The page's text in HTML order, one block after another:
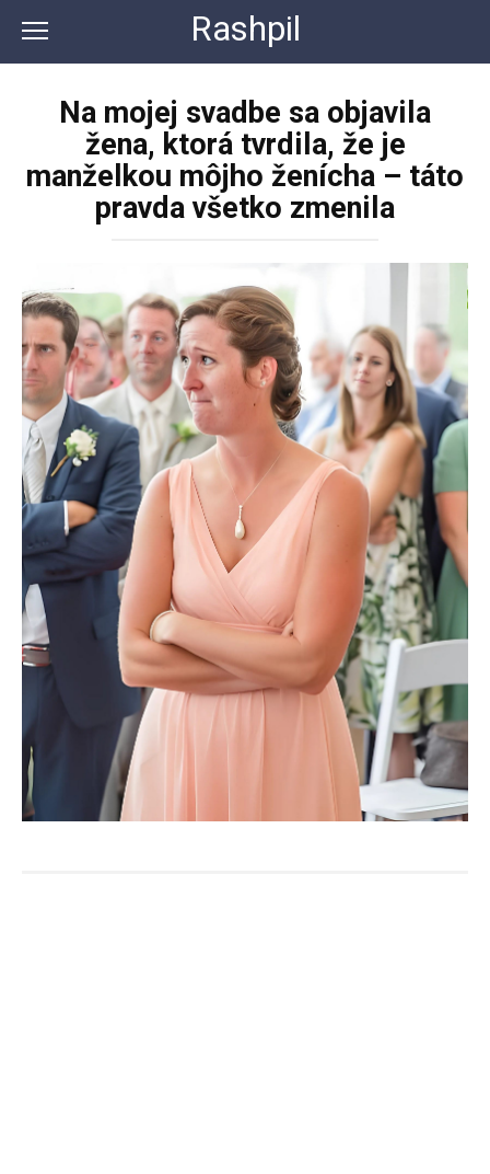
контенту
Rashpil
Na mojej svadbe sa objavila
žena, ktorá tvrdila, že je
manželkou môjho ženícha – táto
pravda všetko zmenila